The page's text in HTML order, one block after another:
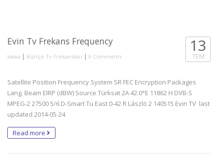
Evin Tv Frekans Frequency
kawa | Kürtçe Tv Frekansları | 0 Comments
13
TEM
Satellite Position Frequency System SR FEC Encryption Packages
Lang. Beam EIRP (dBW) Source Türksat 2A 42.0°E 11862 H DVB-S
MPEG-2 27500 5/6 D-Smart Tu East 0-42 R László 2 140515 Evin TV last
updated 2014-05-24
Read more